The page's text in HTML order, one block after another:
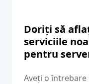
Doriți să
serviciile
pentru
Aveți o